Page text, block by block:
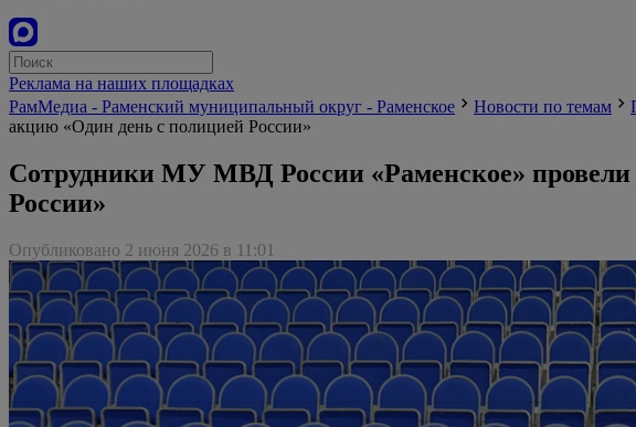
Реклама на наших площадках
РамМедиа - Раменский муниципальный округ - Раменское
Новости по темам
акцию «Один день с полицией России»
Сотрудники МУ МВД России «Раменское»
России»
Опубликовано 2 июня 2026 в 11:01